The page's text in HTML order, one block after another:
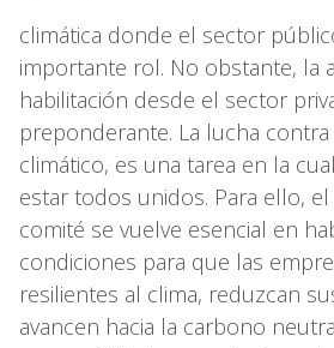
climática donde el sector
importante rol. No obstante, la
habilitación desde el sector
preponderante. La lucha
climático, es una tarea en la
estar todos unidos. Para ello,
comité se vuelve esencial en
condiciones para que las
resilientes al clima, reduzcan
avancen hacia la carbono